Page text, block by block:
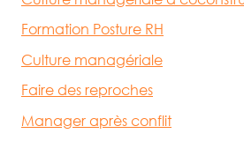
Formation Posture RH
Culture managériale
Faire des reproches
Manager après conflit